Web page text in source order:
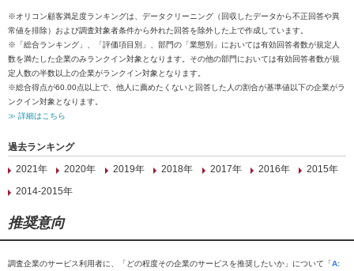
※オリコン顧客満足度ランキングは、データクリーニング（回収したデータから不正回答や異
常値を排除）および調査対象者条件から外れた回答を除外した上で作成しています。
※「総合ランキング」、「評価項目別」、部門の「業態別」においては有効回答者数が規定人
数を満たした企業のみランクイン対象となります。その他の部門においては有効回答者数が規
定人数の半数以上の企業がランクイン対象となります。
※総合得点が60.00点以上で、他人に薦めたくないと回答した人の割合が基準値以下の企業がラ
ンクイン対象となります。
≫ 詳細はこちら
過去ランキング
2021年
2020年 2019年 2018年 2017年 2016年
2015年
2014-2015年
推奨意向
調査企業のサービス利用者に、「どの程度その企業のサービスを推奨したいか」について「A: